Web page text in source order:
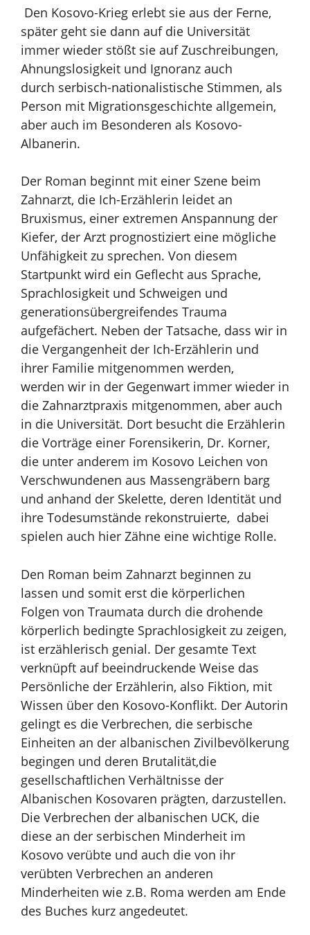
Den Kosovo-Krieg erlebt sie aus der Ferne,
später geht sie dann auf die Universität
immer wieder stößt sie auf Zuschreibungen,
Ahnungslosigkeit und Ignoranz auch
durch serbisch-nationalistische Stimmen, als
Person mit Migrationsgeschichte allgemein,
aber auch im Besonderen als Kosovo-
Albanerin.
Der Roman beginnt mit einer Szene beim
Zahnarzt, die Ich-Erzählerin leidet an
Bruxismus, einer extremen Anspannung der
Kiefer, der Arzt prognostiziert eine mögliche
Unfähigkeit zu sprechen. Von diesem
Startpunkt wird ein Geflecht aus Sprache,
Sprachlosigkeit und Schweigen und
generationsübergreifendes Trauma
aufgefächert. Neben der Tatsache, dass wir in
die Vergangenheit der Ich-Erzählerin und
ihrer Familie mitgenommen werden,
werden wir in der Gegenwart immer wieder in
die Zahnarztpraxis mitgenommen, aber auch
in die Universität. Dort besucht die Erzählerin
die Vorträge einer Forensikerin, Dr. Korner,
die unter anderem im Kosovo Leichen von
Verschwundenen aus Massengräbern barg
und anhand der Skelette, deren Identität und
ihre Todesumstände rekonstruierte, dabei
spielen auch hier Zähne eine wichtige Rolle.
Den Roman beim Zahnarzt beginnen zu
lassen und somit erst die körperlichen
Folgen von Traumata durch die drohende
körperlich bedingte Sprachlosigkeit zu zeigen,
ist erzählerisch genial. Der gesamte Text
verknüpft auf beeindruckende Weise das
Persönliche der Erzählerin, also Fiktion, mit
Wissen über den Kosovo-Konflikt. Der Autorin
gelingt es die Verbrechen, die serbische
Einheiten an der albanischen Zivilbevölkerung
begingen und deren Brutalität,die
gesellschaftlichen Verhältnisse der
Albanischen Kosovaren prägten, darzustellen.
Die Verbrechen der albanischen UCK, die
diese an der serbischen Minderheit im
Kosovo verübte und auch die von ihr
verübten Verbrechen an anderen
Minderheiten wie z.B. Roma werden am Ende
des Buches kurz angedeutet.